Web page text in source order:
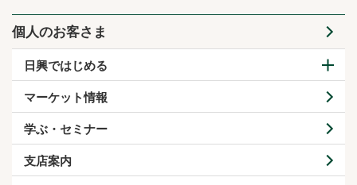
個人のお客さま
日興ではじめる
マーケット情報
学ぶ・セミナー
支店案内